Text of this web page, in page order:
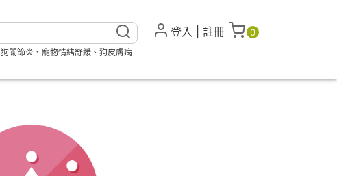
狗關節炎 、 寵物情緒舒緩 、 狗皮膚病
登入 註冊 0